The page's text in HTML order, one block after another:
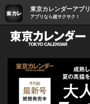
東京カレンダーアプリ
アプリなら超サクサク！